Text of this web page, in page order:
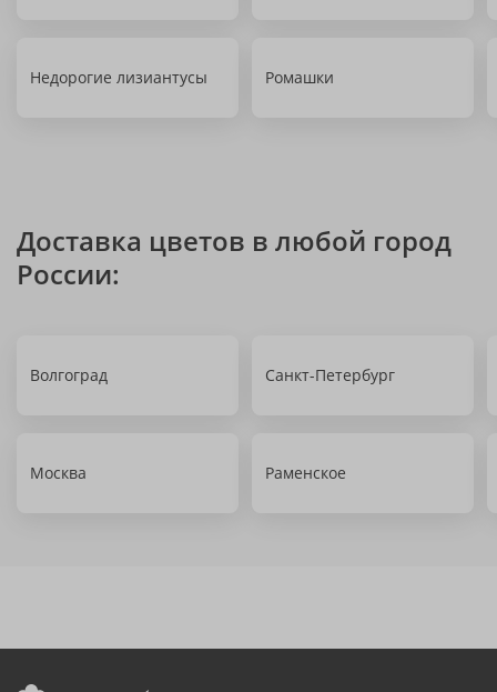
Недорогие лизиантусы Ромашки
Доставка цветов в любой город
России:
Волгоград Санкт-Петербург
Москва Раменское